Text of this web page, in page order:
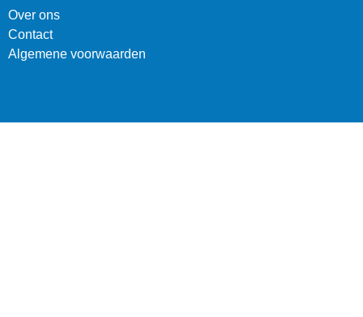
Over ons
Contact
Algemene voorwaarden